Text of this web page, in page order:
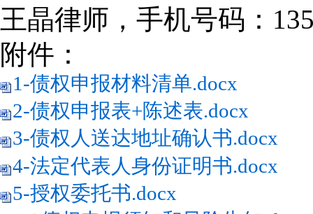
王晶律师，手机号码：
附件：
1-债权申报材料清单.docx
2-债权申报表+陈述表.docx
3-债权人送达地址确认书.docx
4-法定代表人身份证明书.docx
5-授权委托书.docx